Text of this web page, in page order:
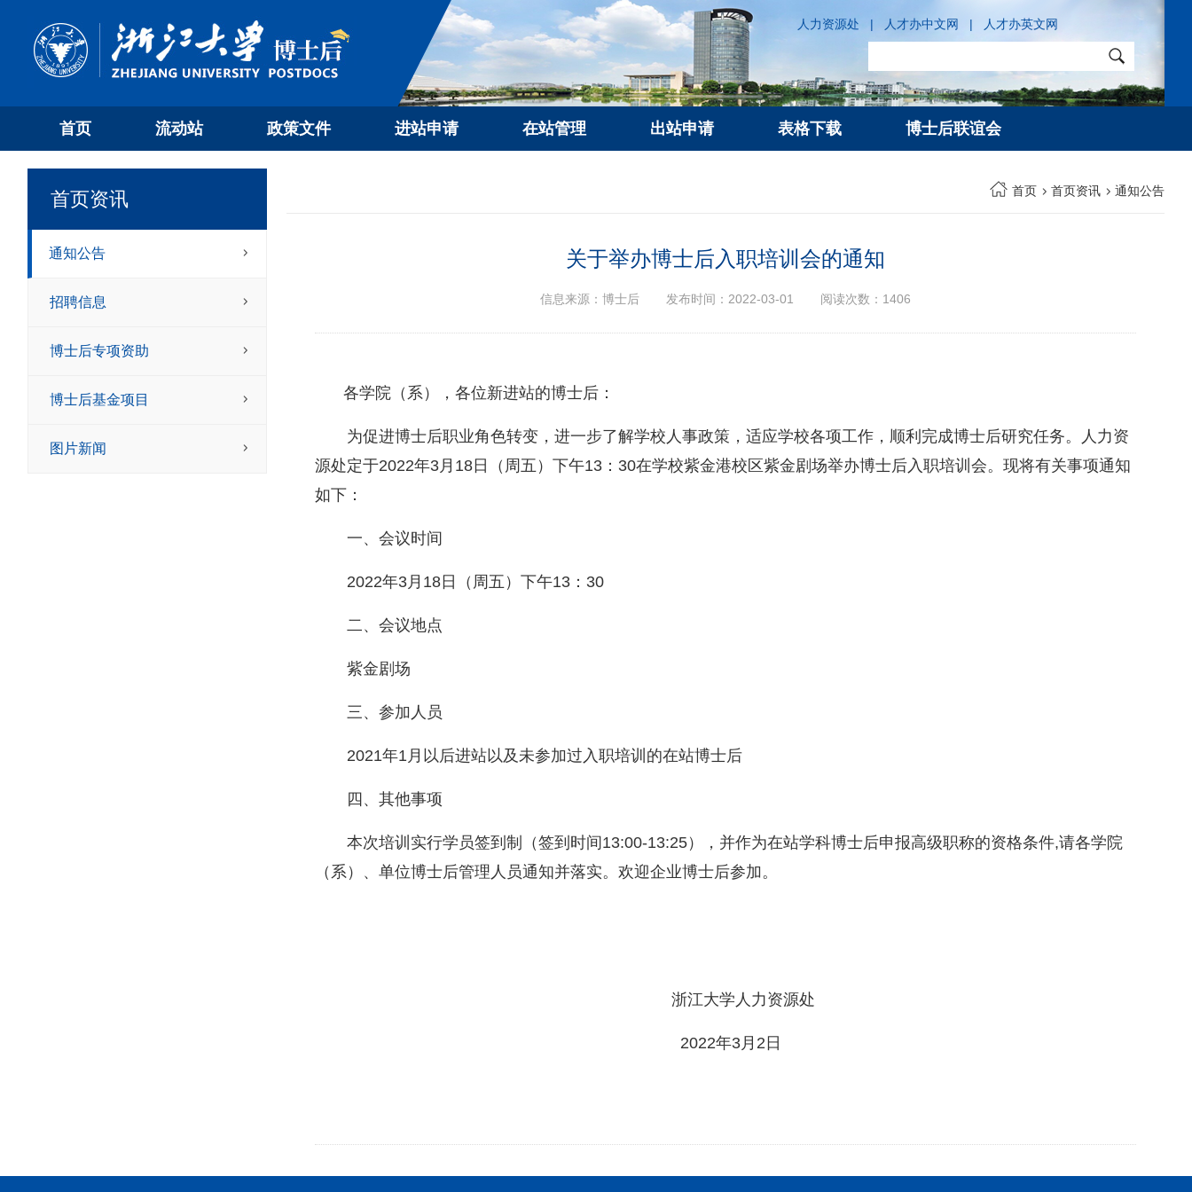
人力资源处 | 人才办中文网 | 人才办英文网
首页 流动站 政策文件 进站申请 在站管理 出站申请 表格下载 博士后联谊会
首页资讯
通知公告
招聘信息
博士后专项资助
博士后基金项目
图片新闻
首页 首页资讯 通知公告
关于举办博士后入职培训会的通知
信息来源：博士后 发布时间：2022-03-01 阅读次数： 1406
各学院（系），各位新进站的博士后：
为促进博士后职业角色转变，进一步了解学校人事政策，适应学校各项工作，顺利完成博士后研究任务。
人力资
源处定于2022年3月 18 日（ 周五 ）下午13：30在学校紫金港校区紫金剧场举办博士后入职培训会。现将有关事项通知
如下：
一、会议时间
2022年3月 18 日（ 周五 ）下午13：30
二、会议地点
紫金剧场
三、参加人员
2021年1月以后进站以及未参加过入职培训 的在站博士后
四、其他事项
本次培训实行学员签到制（签到时间 13:00-13:25），并作为在站学科博士后申报高级职称的资格条件,请各学院
（系）、单位博士后管理人员通知并落实。欢迎企业博士后参加。
浙江大学 人力资源处
2022年3月 2 日